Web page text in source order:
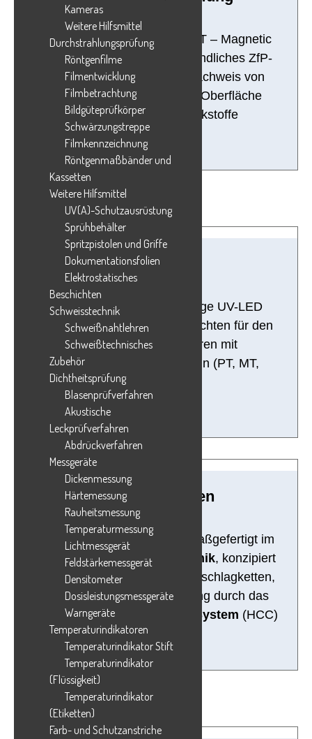
Die Magnetpulverprüfung (MT – Magnetic
Particle Testing) ist ein empfindliches ZfP-
Verfahren; sie dient dem Nachweis von
Unregelmäßigkeiten in der Oberfläche
ferromagnetischer Werkstoffe
UV-Leuchten
Leistungsstarke, zuverlässige UV-LED
Handlampen und Flächenleuchten für den
Einsatz bei ZfP-Verfahren mit
fluoreszierenden Prüfmitteln (PT, MT,
Kriminaltechnik)
ZfP-Prüfanlagen
ZfP-Prüfanlagen (PT, MT), maßgefertigt im
HELLING Zentrum für Technik, konzipiert
für spezifische Prüfungen (Anschlagketten,
Radsätze, …), Protokollierung durch das
HELLING Connect Control System (HCC)
Kameras
Weitere Hilfsmittel
Durchstrahlungsprüfung
Röntgenfilme
Filmentwicklung
Filmbetrachtung
Bildgüteprüfkörper
Schwärzungstreppe
Filmkennzeichnung
Röntgenmaßbänder und
Kassetten
Weitere Hilfsmittel
UV(A)-Schutzausrüstung
Sprühbehälter
Spritzpistolen und Griffe
Dokumentationsfolien
Elektrostatisches
Beschichten
Schweisstechnik
Schweißnahtlehren
Schweißtechnisches
Zubehör
Dichtheitsprüfung
Blasenprüf­verfahren
Akustische
Leckprüfverfahren
Abdrückverfahren
Messgeräte
Dickenmessung
Härtemessung
Rauheitsmessung
Temperaturmessung
Lichtmessgerät
Feldstärkemessgerät
Densitometer
Dosisleistungsmessgeräte
Warngeräte
Temperaturindikatoren
Temperaturindikator Stift
Temperaturindikator
(Flüssigkeit)
Temperaturindikator
(Etiketten)
Farb- und Schutzanstriche